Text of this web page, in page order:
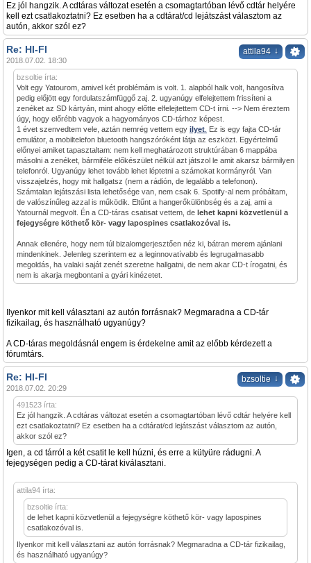
Ez jól hangzik. A cdtáras változat esetén a csomagtartóban lévő cdtár helyére
kell ezt csatlakoztatni? Ez esetben ha a cdtárat/cd lejátszást választom az
autón, akkor szól ez?
attila94 ↓
Re: HI-FI
2018.07.02. 18:30
bzsoltie írta:
Volt egy Yatourom, amivel két problémám is volt. 1. alapból halk volt, hangosítva
pedig előjött egy fordulatszámfüggő zaj. 2. ugyanúgy elfelejtettem frissíteni a
zenéket az SD kártyán, mint ahogy előtte elfelejtettem CD-t írni. --> Nem éreztem
úgy, hogy előrébb vagyok a hagyományos CD-tárhoz képest.
1 évet szenvedtem vele, aztán nemrég vettem egy ilyet
Ez is egy fajta CD-tár
emulátor, a mobiltelefon bluetooth hangszóróként látja az eszközt. Egyértelmű
előnyei amiket tapasztaltam: nem kell meghatározott struktúrában 6 mappába
másolni a zenéket, bármiféle előkészület nélkül azt játszol le amit akarsz bármilyen
telefonról. Ugyanúgy lehet tovább lehet léptetni a számokat kormányról. Van
visszajelzés, hogy mit hallgatsz (nem a rádión, de legalább a telefonon).
Számtalan lejátszási lista lehetősége van, nem csak 6. Spotify-al nem próbáltam,
de valószínűleg azzal is működik. Eltűnt a hangerőkülönbség és a zaj, ami a
Yatournál megvolt. Én a CD-táras csatisat vettem, de lehet kapni közvetlenül a
fejegységre köthető kör- vagy lapospines csatlakozóval is.
Annak ellenére, hogy nem túl bizalomgerjesztően néz ki, bátran merem ajánlani
mindenkinek. Jelenleg szerintem ez a leginnovatívabb és legrugalmasabb
megoldás, ha valaki saját zenét szeretne hallgatni, de nem akar CD-t írogatni, és
nem is akarja megbontani a gyári kinézetet.
Ilyenkor mit kell választani az autón forrásnak? Megmaradna a CD-tár
fizikailag, és használható ugyanúgy?
A CD-táras megoldásnál engem is érdekelne amit az előbb kérdezett a
fórumtárs.
bzsoltie ↓
Re: HI-FI
2018.07.02. 20:29
491523 írta:
Ez jól hangzik. A cdtáras változat esetén a csomagtartóban lévő cdtár helyére kell
ezt csatlakoztatni? Ez esetben ha a cdtárat/cd lejátszást választom az autón,
akkor szól ez?
Igen, a cd tárról a két csatit le kell húzni, és erre a kütyüre rádugni. A
fejegységen pedig a CD-tárat kiválasztani.
attila94 írta:
bzsoltie írta:
de lehet kapni közvetlenül a fejegységre köthető kör- vagy lapospines
csatlakozóval is.
Ilyenkor mit kell választani az autón forrásnak? Megmaradna a CD-tár fizikailag,
és használható ugyanúgy?